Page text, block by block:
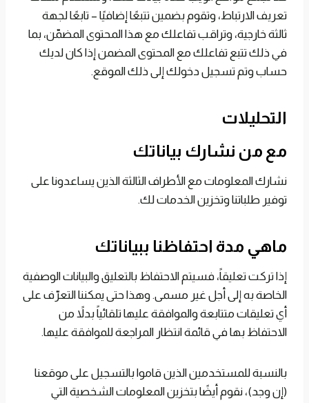
تعريف الارتباط، وتقوم بضمين تتبعًا إضافيًا – تابعًا لجهة
ثالثة خارجية، وتراقب تفاعلك مع هذا المحتوى المضمّن، بما
في ذلك تتبع تفاعلك مع المحتوى المضمن إذا كان لديك
حساب وتم تسجيل دخولك إلى ذلك الموقع.
التحليلات
مع من نشارك بياناتك
نشارك المعلومات مع الأطراف الثالثة الذين يساعدونا على
توفير طلباتنا وتخزين الخدمات لك.
ماهي مدة احتفاظنا ببياناتك
إذا تركت تعليقاً، فسيتم الاحتفاظ بالتعليق والبيانات الوصفية
الخاصة به إلى أجل غير مسمى. وهذا حتى يمكننا التعرّف على
أي تعليقات متتابعة والموافقة عليها تلقائياً بدلاً من
الاحتفاظ بها في قائمة انتظار المراجعة للموافقة عليها.
بالنسبة للمستخدمين الذين قاموا بالتسجيل على موقعنا
(إن وجد)، نقوم أيضًا بتخزين المعلومات الشخصية التي